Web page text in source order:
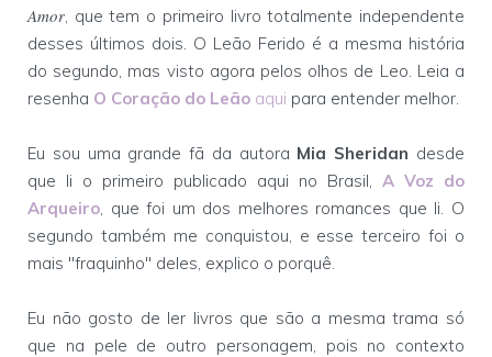
Amor , que tem o primeiro livro totalmente independente
desses últimos dois. O Leão Ferido é a mesma história
do segundo, mas visto agora pelos olhos de Leo. Leia a
resenha O Coração do Leão aqui para entender melhor.
Eu sou uma grande fã da autora Mia Sheridan desde
que li o primeiro publicado aqui no Brasil, A Voz do
Arqueiro , que foi um dos melhores romances que li. O
segundo também me conquistou, e esse terceiro foi o
mais "fraquinho" deles, explico o porquê.
Eu não gosto de ler livros que são a mesma trama só
que na pele de outro personagem, pois no contexto